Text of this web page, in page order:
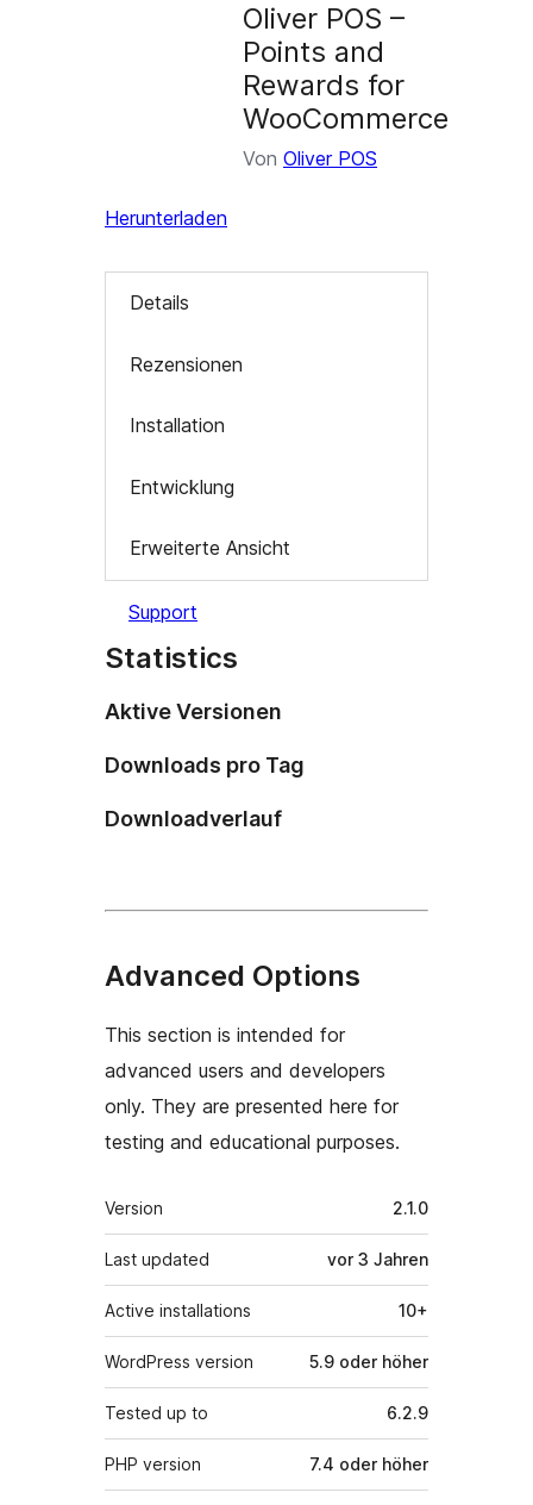
Oliver POS –
Points and
Rewards for
WooCommerce
Von Oliver POS
Herunterladen
Details
Rezensionen
Installation
Entwicklung
Erweiterte Ansicht
Support
Statistics
Aktive Versionen
Downloads pro Tag
Downloadverlauf
Advanced Options
This section is intended for
advanced users and developers
only. They are presented here for
testing and educational purposes.
Meta
Version 2.1.0
Last updated vor 3 Jahren
Active installations 10+
WordPress version 5.9 oder höher
Tested up to 6.2.9
PHP version 7.4 oder höher